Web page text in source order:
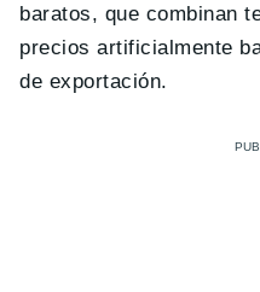
baratos, que combinan
precios artificialmente
de exportación.